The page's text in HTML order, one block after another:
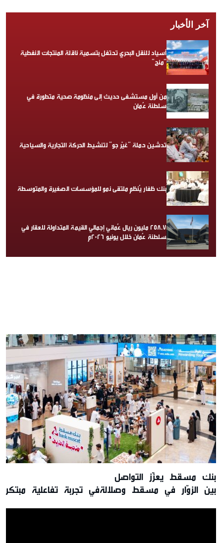
آخر الأخبار
أسياد للنقل البحري تحتفل بتسمية ناقلة المنتجات النفطية
“منح”
من أول مستشفى حديث إلى منظومة صحية متطورة في
سلطنة عُمان
تدشين حملة “غيّر جو” لتنشيط الحركة التجارية والسياحية
بنك ظفار يُنظم ملتقى نمو للمؤسسات الصغيرة والمتوسطة
258.7 مليون ريال عُماني إجمالي القيمة المتداولة للعقار في
سلطنة عُمان خلال يونيو 2026م
بنك مسقط يعزّز التواصل
بين الزوّار في مسقط وصلالةفي تجربة تفاعلية